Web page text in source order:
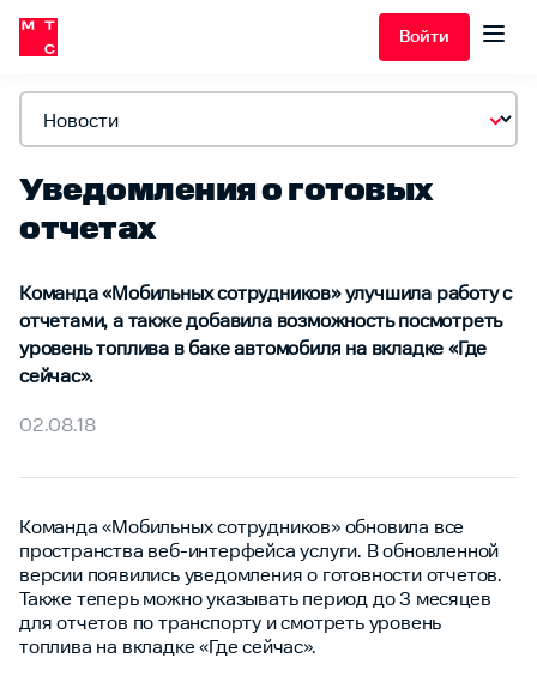
Войти
Уведомления о готовых
отчетах
Команда «Мобильных сотрудников» улучшила работу с
отчетами, а также добавила возможность посмотреть
уровень топлива в баке автомобиля на вкладке «Где
сейчас».
02.08.18
Команда «Мобильных сотрудников» обновила все
пространства веб-интерфейса услуги. В обновленной
версии появились уведомления о готовности отчетов.
Также теперь можно указывать период до 3 месяцев
для отчетов по транспорту и смотреть уровень
топлива на вкладке «Где сейчас».